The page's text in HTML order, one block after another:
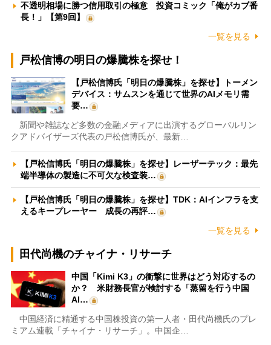
不透明相場に勝つ信用取引の極意 投資コミック「俺がカブ番
長！」【第9回】
一覧を見る
戸松信博の明日の爆騰株を探せ！
【戸松信博氏「明日の爆騰株」を探せ】トーメン
デバイス：サムスンを通じて世界のAIメモリ需
要…
新聞や雑誌など多数の金融メディアに出演するグローバルリン
クアドバイザーズ代表の戸松信博氏が、最新…
【戸松信博氏「明日の爆騰株」を探せ】レーザーテック：最先
端半導体の製造に不可欠な検査装…
【戸松信博氏「明日の爆騰株」を探せ】TDK：AIインフラを支
えるキープレーヤー 成長の再評…
一覧を見る
田代尚機のチャイナ・リサーチ
中国「Kimi K3」の衝撃に世界はどう対応するの
か？ 米財務長官が検討する「蒸留を行う中国
AI…
中国経済に精通する中国株投資の第一人者・田代尚機氏のプレ
ミアム連載「チャイナ・リサーチ」。中国企…